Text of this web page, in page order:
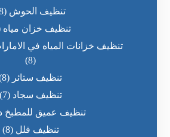
تنظيف الحوش (8)
تنظيف خزان مياه
تنظيف خزانات المياه في الامارات :
(8)
تنظيف ستائر (8)
تنظيف سجاد (7)
تنظيف عميق للمطبخ
تنظيف فلل (8)